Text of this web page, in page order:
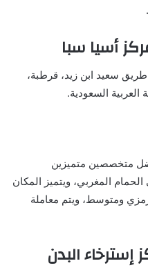
أسيا سبا
سعيد ابن زيد، قرطبة،
متخصصين متميزين
المغربي، ويتميز المكان
ومتوسط، ويتم معاملة
البدن